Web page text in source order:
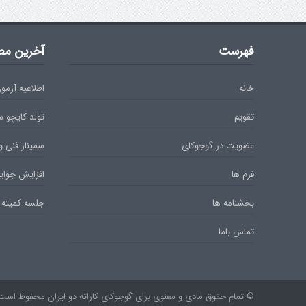
فهرست
خانه
تقویم
عضویت در گوجوکای
فرم ها
بخشنامه ها
تماس باما
آخرین
اطلاعیه آزمون
تولد
سمینار فنی
افزایش
جلسه
© تمام حقوق مادی و معنوی برای گوجوکای کاراته دو ایران محفوظ است.